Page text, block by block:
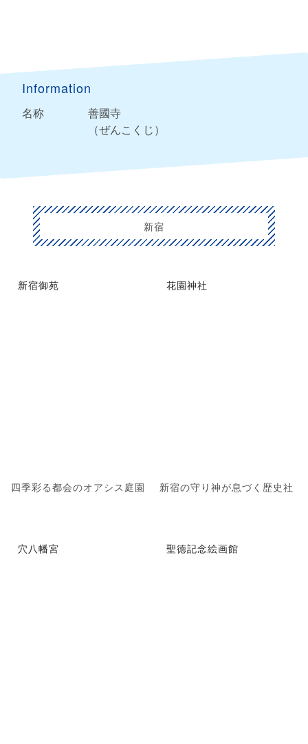
Information
名称
善國寺
（ぜんこくじ）
新宿
新宿御苑
四季彩る都会のオアシス庭園
花園神社
新宿の守り神が息づく歴史社
穴八幡宮 聖徳記念絵画館